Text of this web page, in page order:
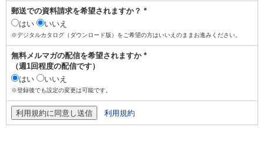
郵送での資料請求を希望されますか？ *
はい
いいえ
※デジタルカタログ（ダウンロード版）をご希望の方はいいえのままお進みください。
無料メルマガの配信を希望されますか *
（週1回程度の配信です）
はい
いいえ
※登録後でも設定の変更は可能です。
利用規約